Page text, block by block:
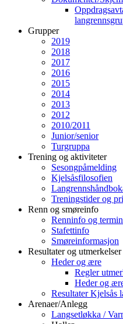
Grupper
2019
2018
2017
2016
2015
2014
2013
2012
2010/2011
Junior/senior
Turgruppa
Trening og aktiviteter
Sesongpåmelding
Kjelsåsfilosofien
Treningstider og
Renn og smøreinfo
Renninfo og
Stafettinfo
Smøreinformasjon
Resultater og utmerkelser
Heder og ære
Regler
Heder og
Resultater Kjelsås
Arenaer/Anlegg
Langsetløkka /